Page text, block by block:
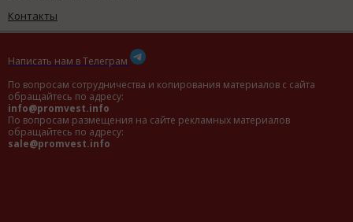
Контакты
Написать нам в Телеграм
По вопросам сотрудничества и копирования материалов с сайта
обращайтесь по адресу:
info@promvest.info
По вопросам размещения на сайте рекламных материалов
обращайтесь по адресу:
sale@promvest.info